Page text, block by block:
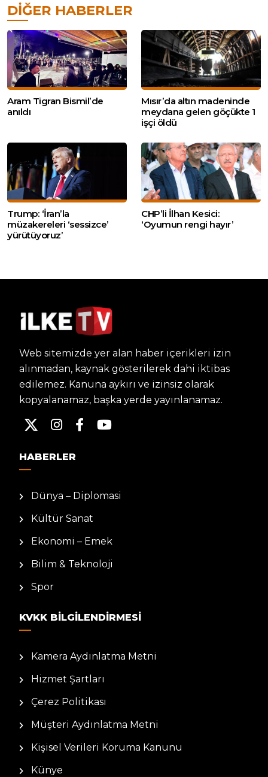
DIĞER HABERLER
Aram Tigran Bismil’de
anıldı
Mısır’da altın madeninde
meydana gelen göçükte 1
işçi öldü
Trump: ‘İran’la
müzakereleri ‘sessizce’
yürütüyoruz’
CHP’li İlhan Kesici:
‘Oyumun rengi hayır’
Web sitemizde yer alan haber içerikleri izin
alınmadan, kaynak gösterilerek dahi iktibas
edilemez. Kanuna aykırı ve izinsiz olarak
kopyalanamaz, başka yerde yayınlanamaz.
HABERLER
Dünya – Diplomasi
Kültür Sanat
Ekonomi – Emek
Bilim & Teknoloji
Spor
KVKK BILGILENDIRMESI
Kamera Aydınlatma Metni
Hizmet Şartları
Çerez Politikası
Müşteri Aydınlatma Metni
Kişisel Verileri Koruma Kanunu
Künye